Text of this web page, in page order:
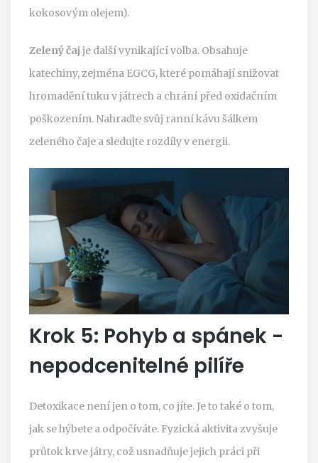
kokosovým olejem).
Zelený čaj je další vynikající volba. Obsahuje
katechiny, zejména EGCG, které pomáhají snižovat
hromadění tuku v játrech a chrání před oxidačním
poškozením. Nahraďte svůj ranní kávu šálkem
zeleného čaje a sledujte rozdíly v energii.
Krok 5: Pohyb a spánek -
nepodcenitelné pilíře
Detoxikace není jen o tom, co jíte. Je to také o tom,
jak se hýbete a odpočíváte. Fyzická aktivita zvyšuje
průtok krve játry, což usnadňuje jejich práci při